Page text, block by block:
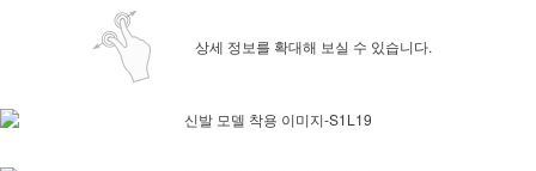
상세 정보를 확대해 보실 수 있습니다.